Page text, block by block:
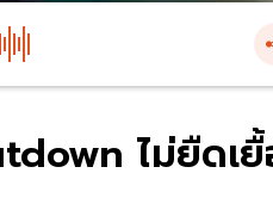
ไม่ยืดเ